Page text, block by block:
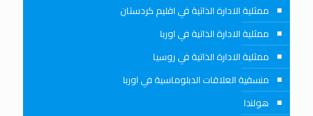
ممثلية الادارة الذاتية في اقليم كردستان
ممثلية الادارة الذاتية في اوربا
ممثلية الادارة الذاتية في روسيا
منسقية العلاقات الدبلوماسية في اوربا
هولندا